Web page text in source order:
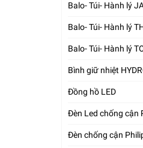
Balo- Túi- Hành lý
Balo- Túi- Hành lý
Balo- Túi- Hành lý
Bình giữ nhiệt
Đồng hồ LED
Đèn Led chống cận
Đèn chống cận